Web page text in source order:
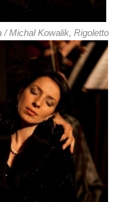
/ Michal Kowalik, Rigoletto